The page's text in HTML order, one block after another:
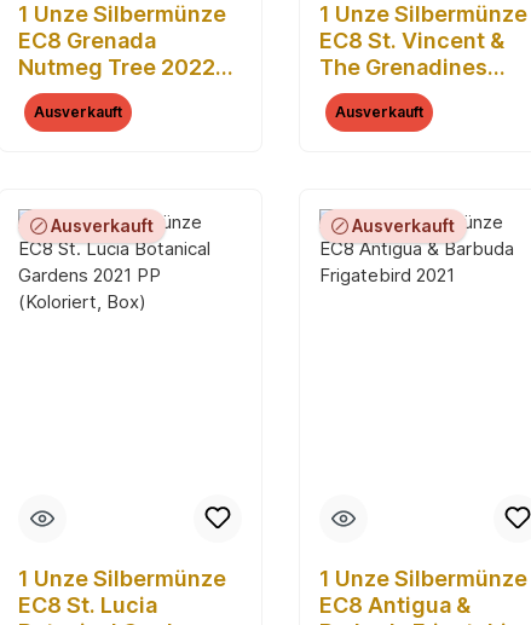
1 Unze Silbermünze
EC8 Grenada
Nutmeg Tree 2022
PP (Koloriert, Box)
Ausverkauft
1 Unze Silbermünze
EC8 St. Vincent &
The Grenadines
Humpback Whale
2021
Ausverkauft
Ausverkauft
1 Unze Silbermünze
EC8 St. Lucia
Ausverkauft
1 Unze Silbermünze
EC8 Antigua &